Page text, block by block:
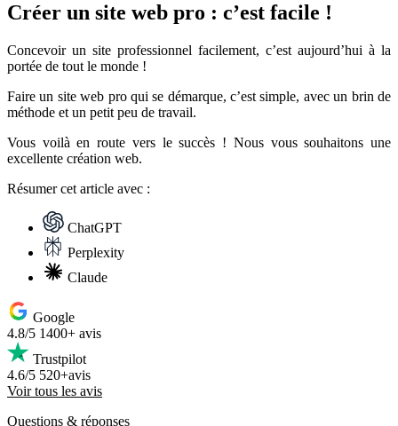
Créer un site web pro : c’est facile !
Concevoir un site professionnel facilement, c’est aujourd’hui à la
portée de tout le monde !
Faire un site web pro qui se démarque, c’est simple, avec un brin de
méthode et un petit peu de travail.
Vous voilà en route vers le succès ! Nous vous souhaitons une
excellente création web.
Résumercet article avec :
ChatGPT
Perplexity
Claude
Google
4.8/5 1400+ avis
Trustpilot
4.6/5 520+avis
Voir tous les avis
Questions & réponses